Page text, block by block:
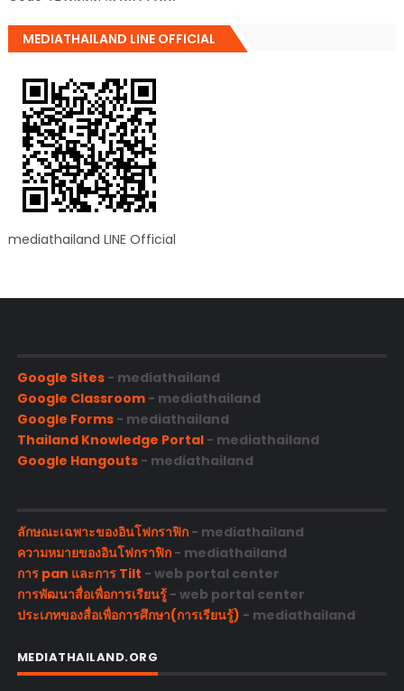
MEDIATHAILAND LINE OFFICIAL
mediathailand LINE Official
Google Sites- mediathailand
Google Classroom- mediathailand
Google Forms- mediathailand
Thailand Knowledge Portal- mediathailand
Google Hangouts- mediathailand
ลักษณะเฉพาะของอินโฟกราฟิก- mediathailand
ความหมายของอินโฟกราฟิก- mediathailand
การ pan และการ Tilt - web portal center
การพัฒนาสื่อเพื่อการเรียนรู้- web portal center
ประเภทของสื่อเพื่อการศึกษา(การเรียนรู้) - mediathailand
MEDIATHAILAND.ORG